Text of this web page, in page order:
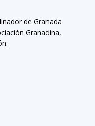
de Granada
Granadina,